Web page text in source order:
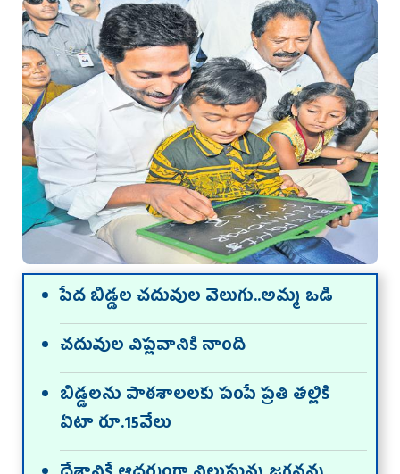
పేద బిడ్డల చదువుల వెలుగు..అమ్మ ఒడి
చదువుల విప్లవానికి నాంది
బిడ్డలను పాఠశాలలకు పంపే ప్రతి తల్లికి
ఏటా రూ.15వేలు